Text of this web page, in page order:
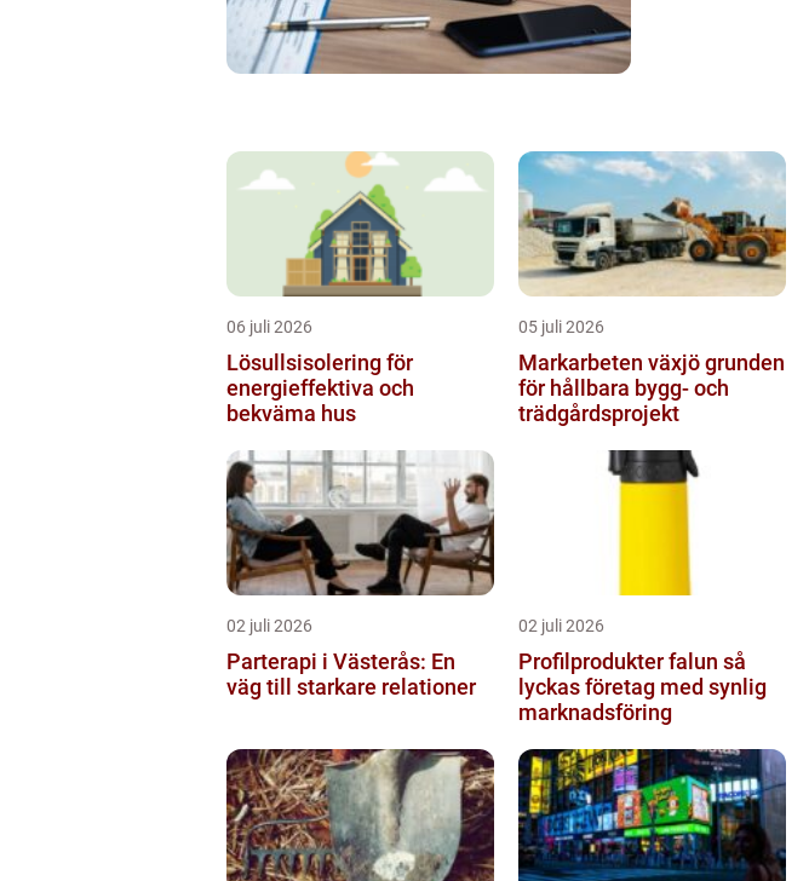
06 juli 2026
Lösullsisolering för
energieffektiva och
bekväma hus
05 juli 2026
Markarbeten växjö grunden
för hållbara bygg- och
trädgårdsprojekt
02 juli 2026
Parterapi i Västerås: En
väg till starkare relationer
02 juli 2026
Profilprodukter falun så
lyckas företag med synlig
marknadsföring